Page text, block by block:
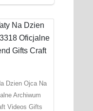
Dzien Ojca Na
Archiwum
Videos Gifts